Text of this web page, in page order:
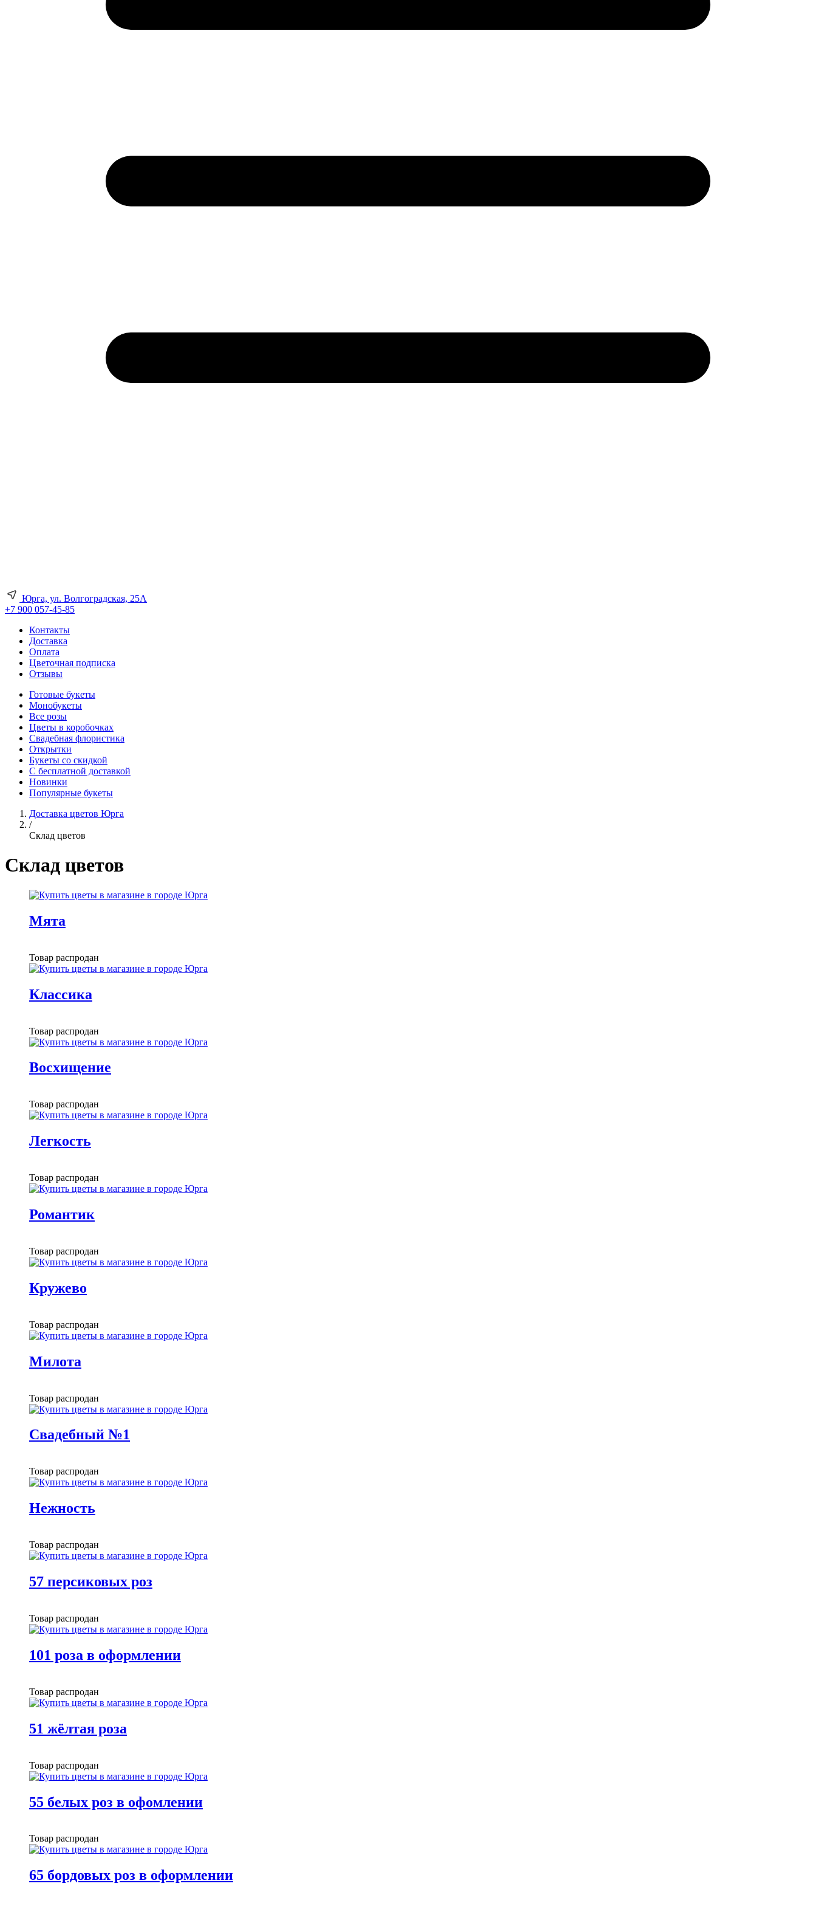
Юрга, ул. Волгоградская, 25А
+7 900 057-45-85
Контакты
Доставка
Оплата
Цветочная подписка
Отзывы
Готовые букеты
Монобукеты
Все розы
Цветы в коробочках
Свадебная флористика
Открытки
Букеты со скидкой
С бесплатной доставкой
Новинки
Популярные букеты
Доставка цветов Юрга
/
Склад цветов
Склад цветов
Мята
Товар распродан
Классика
Товар распродан
Восхищение
Товар распродан
Легкость
Товар распродан
Романтик
Товар распродан
Кружево
Товар распродан
Милота
Товар распродан
Свадебный №1
Товар распродан
Нежность
Товар распродан
57 персиковых роз
Товар распродан
101 роза в оформлении
Товар распродан
51 жёлтая роза
Товар распродан
55 белых роз в офомлении
Товар распродан
65 бордовых роз в оформлении